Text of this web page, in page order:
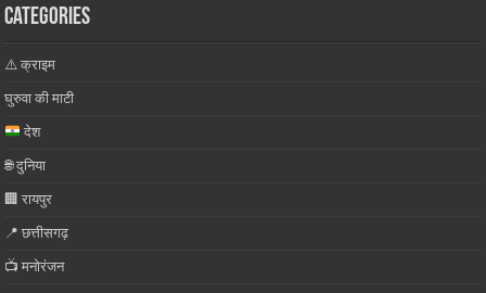
Categories
⚠️ क्राइम
घुरुवा की माटी
देश
🌐 दुनिया
🏢 रायपुर
📍 छत्तीसगढ़
📺 मनोरंजन